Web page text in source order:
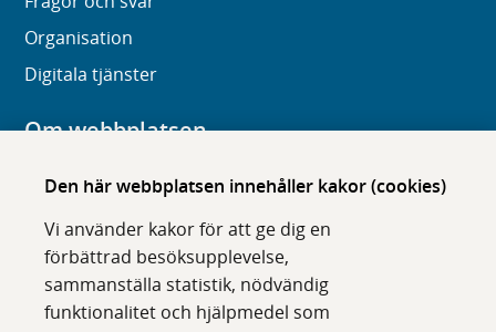
Den här webbplatsen innehåller kakor (cookies)
Vi använder kakor för att ge dig en
förbättrad besöksupplevelse,
sammanställa statistik, nödvändig
funktionalitet och hjälpmedel som
Organisation
Digitala tjänster
Om webbplatsen
Om karolinska.se
Tillgänglighet
Om cookies